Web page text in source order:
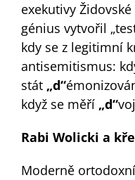
exekutivy
génius vytvořil
kdy se z legitimní
antisemitismus:
stát „d“
když se měří „d“
Rabi Wolicki a
Moderně